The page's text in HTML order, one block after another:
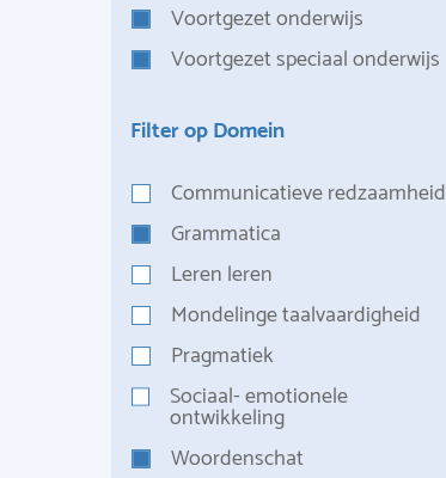
Voortgezet onderwijs
Voortgezet speciaal onderwijs
Filter op Domein
Communicatieve redzaamheid
Grammatica
Leren leren
Mondelinge taalvaardigheid
Pragmatiek
Sociaal- emotionele
ontwikkeling
Woordenschat